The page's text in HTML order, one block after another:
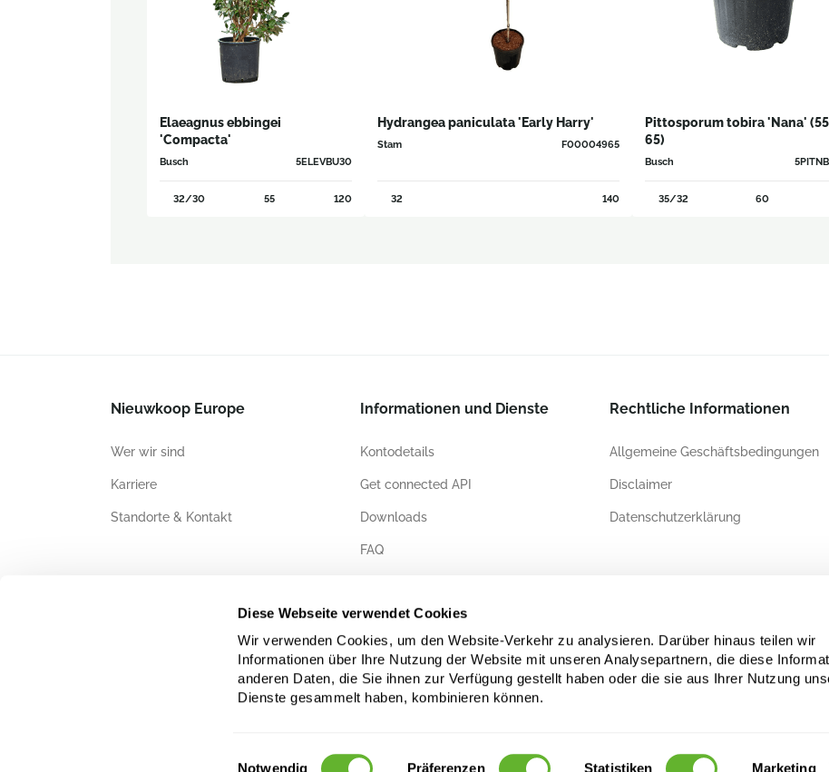
Diese Webseite verwendet Cookies
Wir verwenden Cookies, um den Website-Verkehr zu analysieren. Darüber hinaus teilen wir
Informationen über Ihre Nutzung der Website mit unseren Analysepartnern, die diese
anderen Daten, die Sie ihnen zur Verfügung gestellt haben oder die sie aus Ihrer Nutzung
Dienste gesammelt haben, kombinieren können.
Einwilligungsauswahl
Notwendig Präferenzen Statistiken Marketing
Elaeagnus ebbingei
'Compacta'
Busch 5ELEVBU30
32/30 55 120
Hydrangea paniculata 'Early Harry'
Stam F00004965
32 140
Pittosporum tobira 'Nana'
65)
Busch
35/32 60
Nieuwkoop Europe
Wer wir sind
Karriere
Standorte & Kontakt
Informationen und Dienste
Kontodetails
Get connected API
Downloads
FAQ
Rechtliche Informationen
Allgemeine Geschäftsbedingungen
Disclaimer
Datenschutzerklärung